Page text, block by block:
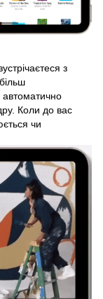
з
Коли до вас
чи